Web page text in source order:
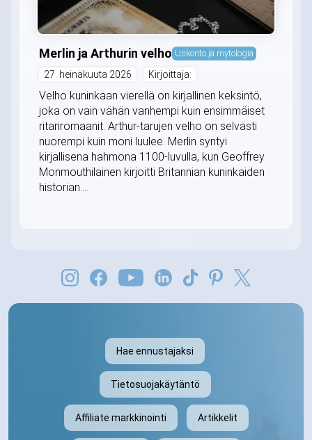
Merlin ja Arthurin velho Uskonto ja mytologia
27. heinäkuuta 2026 Kirjoittaja:
Velho kuninkaan vierellä on kirjallinen keksintö,
joka on vain vähän vanhempi kuin ensimmäiset
ritariromaanit. Arthur-tarujen velho on selvästi
nuorempi kuin moni luulee. Merlin syntyi
kirjallisena hahmona 1100-luvulla, kun Geoffrey
Monmouthilainen kirjoitti Britannian kuninkaiden
historian....
Hae ennustajaksi
Tietosuojakäytäntö
Affiliate markkinointi Artikkelit